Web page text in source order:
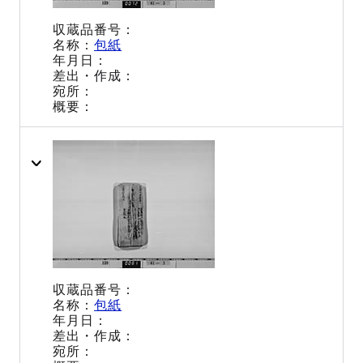
包紙
包紙